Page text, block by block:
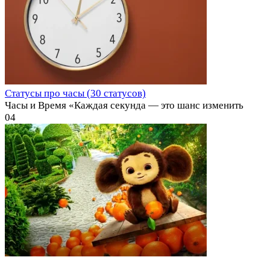
Статусы про часы (30 статусов)
Часы и Время «Каждая секунда — это шанс изменить
04